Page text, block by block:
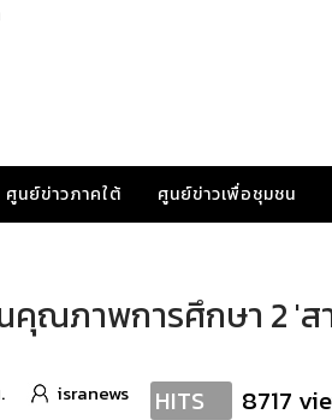
ศูนย์ข่าวภาคใต้ ศูนย์ข่าวเพื่อชุมชน
คุณภาพการศึกษา 2 '
isranews HITS 8717